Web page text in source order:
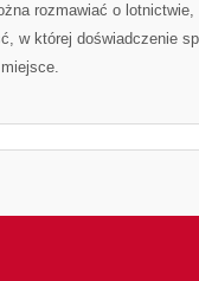
rozmawiać o lotnictwie,
w której doświadczenie